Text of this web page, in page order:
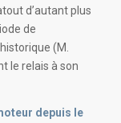
d’autant plus
de
(M.
le relais à son
depuis le